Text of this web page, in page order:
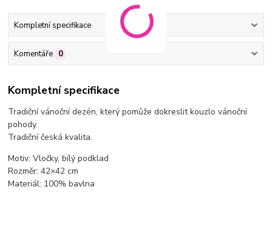
Kompletní specifikace
Komentáře 0
Kompletní specifikace
Tradiční vánoční dezén, který pomůže dokreslit kouzlo vánoční
pohody.
Tradiční česká kvalita.
Motiv: Vločky, bílý podklad
Rozměr: 42×42 cm
Materiál: 100% bavlna